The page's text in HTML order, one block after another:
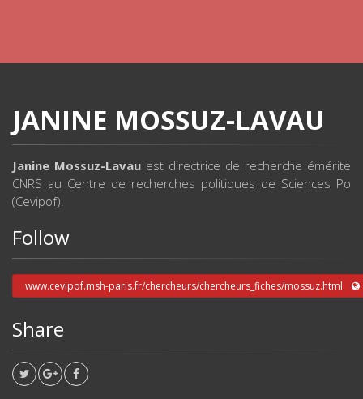
JANINE MOSSUZ-LAVAU
Janine Mossuz-Lavau est directrice de recherche émérite
CNRS au Centre de recherches politiques de Sciences Po
(Cevipof).
Follow
www.cevipof.msh-paris.fr/chercheurs/chercheurs_fiches/mossuz.html
Share